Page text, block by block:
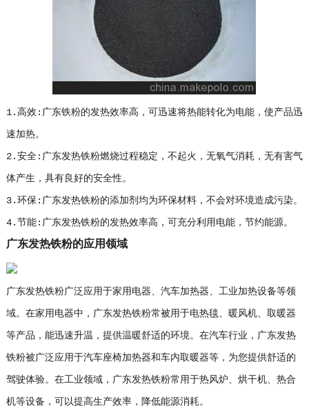
1.高效:广东铁粉的发热效率高，可迅速将热能转化为电能，使产品迅
速加热。
2.安全:广东发热铁粉燃烧过程稳定，不起火，无氧气消耗，无有害气
体产生，具有良好的安全性。
3.环保:广东发热铁粉的添加剂均为环保材料，不会对环境造成污染。
4.节能:广东发热铁粉的发热效率高，可充分利用电能，节约能源。
广东发热铁粉的应用领域
广东发热铁粉广泛应用于家用电器、汽车加热器、工业加热设备等领
域。在家用电器中，广东发热铁粉常被用于电热毯、暖风机、取暖器
等产品，能迅速升温，提供温暖舒适的环境。在汽车行业，广东发热
铁粉被广泛应用于汽车座椅加热器和车内取暖器等，为您提供舒适的
驾驶体验。在工业领域，广东发热铁粉常用于热风炉、烘干机、热合
机等设备，可以提高生产效率，降低能源消耗。